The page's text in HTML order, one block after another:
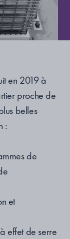
en 2019 à
proche de
belles
:
de
et
effet de serre